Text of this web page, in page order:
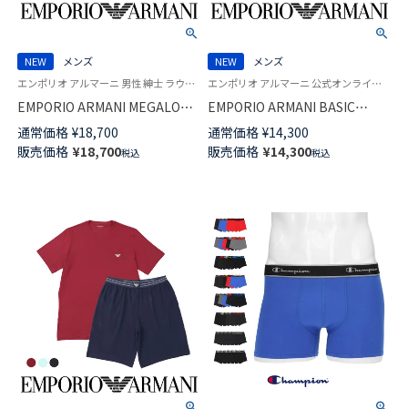
NEW
メンズ
エンポリオ アルマーニ 男性 紳士 ラウンジウェア 部屋着 ルームウェア
EMPORIO ARMANI MEGALOGO
メガロゴ パジャマ 上下セット
【S・M・Lサイズ】 バミューダパ
ンツ EUサイズ 半袖 ショートパ
通常価格 ¥18,700
販売価格 ¥18,700税込
NEW
メンズ
エンポリオ アルマーニ 公式オンラインショップ 紳士 ラウンジウェア
EMPORIO ARMANI BASIC
TERRY バミューダパンツ ベー
シック テリー ハーフパンツ メ
ンズ 男性 メンズ EUサイズ
通常価格 ¥14,300
販売価格 ¥14,300税込